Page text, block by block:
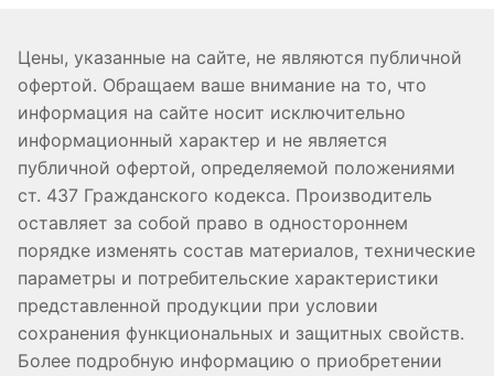
Цены, указанные на сайте, не являются публичной
офертой. Обращаем ваше внимание на то, что
информация на сайте носит исключительно
информационный характер и не является
публичной офертой, определяемой положениями
ст. 437 Гражданского кодекса. Производитель
оставляет за собой право в одностороннем
порядке изменять состав материалов, технические
параметры и потребительские характеристики
представленной продукции при условии
сохранения функциональных и защитных свойств.
Более подробную информацию о приобретении